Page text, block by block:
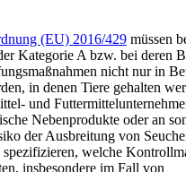
(EU) 2016/429 müssen
Kategorie A bzw. bei deren
nicht nur in
in denen Tiere gehalten
und
Nebenprodukte oder an
der Ausbreitung von
welche
insbesondere im Fall von